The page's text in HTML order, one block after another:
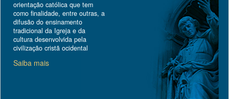
orientação católica que tem
como finalidade, entre outras, a
difusão do ensinamento
tradicional da Igreja e da
cultura desenvolvida pela
civilização cristã ocidental
Saiba mais